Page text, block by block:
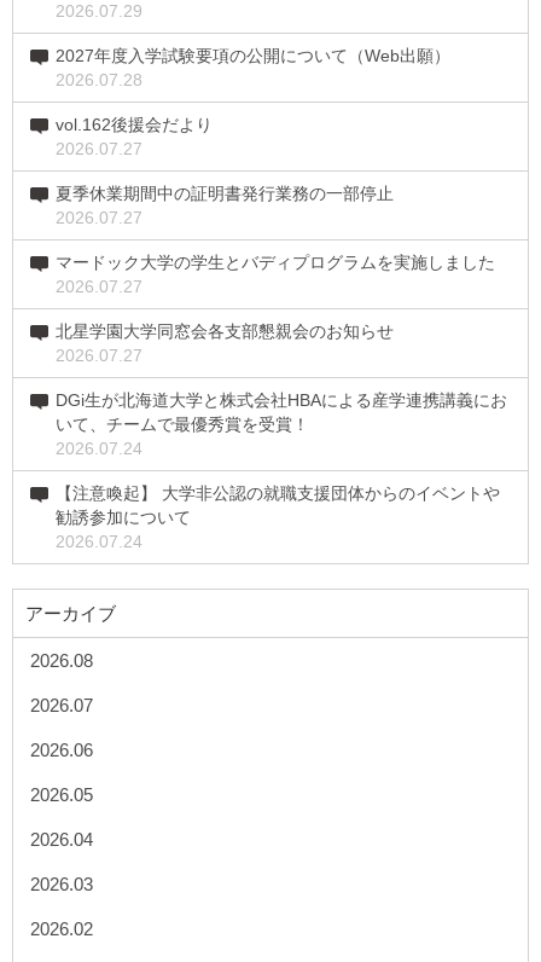
2026.07.29
2027年度入学試験要項の公開について（Web出願）
2026.07.28
vol.162後援会だより
2026.07.27
夏季休業期間中の証明書発行業務の一部停止
2026.07.27
マードック大学の学生とバディプログラムを実施しました
2026.07.27
北星学園大学同窓会各支部懇親会のお知らせ
2026.07.27
DGi生が北海道大学と株式会社HBAによる産学連携講義にお
いて、チームで最優秀賞を受賞！
2026.07.24
【注意喚起】 大学非公認の就職支援団体からのイベントや
勧誘参加について
2026.07.24
アーカイブ
2026.08
2026.07
2026.06
2026.05
2026.04
2026.03
2026.02